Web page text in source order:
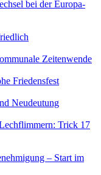
bei der Europa-
Zeitenwende
Friedensfest
Neudeutung
Trick 17
– Start im